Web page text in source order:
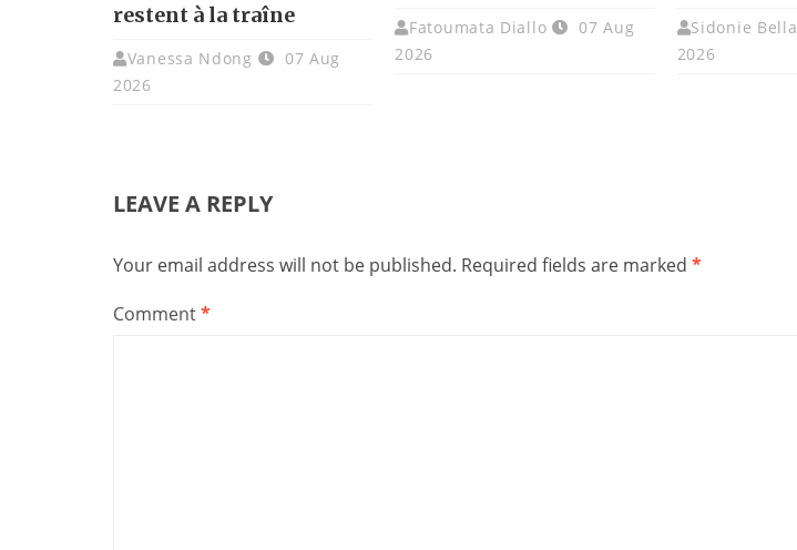
restent à la traîne
Vanessa Ndong
07 Aug
2026
Fatoumata Diallo
07 Aug
2026
Sidonie Bella
2026
LEAVE A REPLY
Your email address will not be published. Required fields are marked *
Comment*